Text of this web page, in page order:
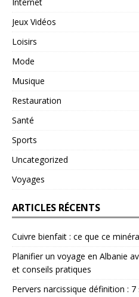
Internet
Jeux Vidéos
Loisirs
Mode
Musique
Restauration
Santé
Sports
Uncategorized
Voyages
ARTICLES RÉCENTS
Cuivre bienfait : ce que ce
Planifier un voyage en Albanie
et conseils pratiques
Pervers narcissique définition :